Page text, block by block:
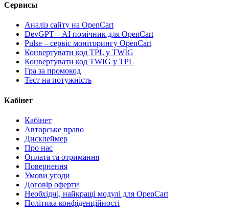
Сервисы
Аналіз сайту на OpenCart
DevGPT – AI помічник для OpenCart
Pulse – сервіс моніторингу OpenCart
Конвертувати код TPL у TWIG
Конвертувати код TWIG у TPL
Гра за промокод
Тест на потужність
Кабінет
Кабінет
Авторське право
Дисклеймер
Про нас
Оплата та отримання
Повернення
Умови угоди
Договір оферти
Необхідні, найкращі модулі для OpenCart
Політика конфіденційності